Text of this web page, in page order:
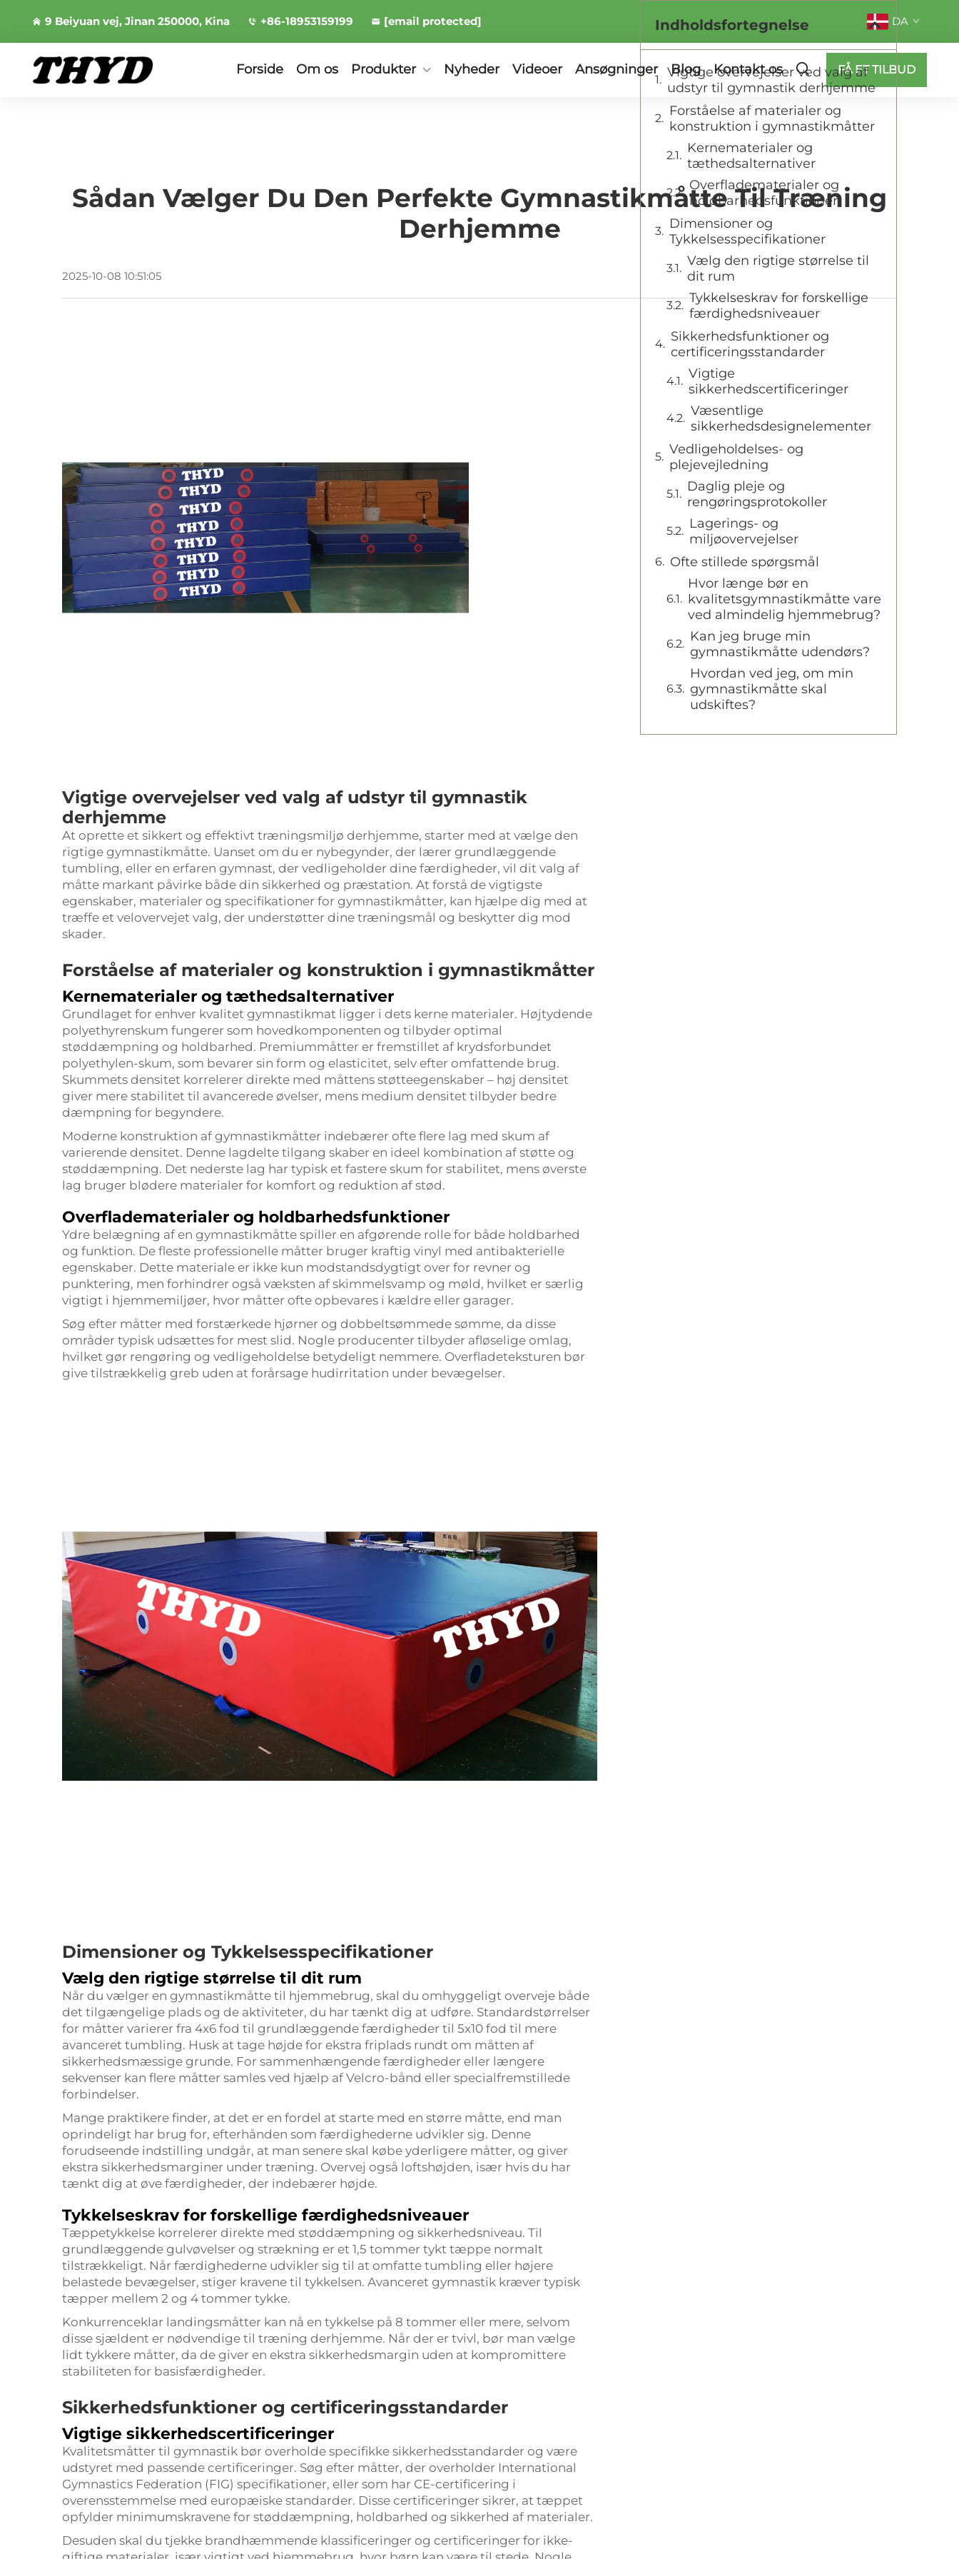
9 Beiyuan vej, Jinan 250000, Kina +86-18953159199 [email protected] DA
Forside Om os Produkter Nyheder Videoer Ansøgninger Blog Kontakt os FÅ ET TILBUD
Sådan Vælger Du Den Perfekte Gymnastikmåtte Til Træning
Derhjemme
2025-10-08 10:51:05
Vigtige overvejelser ved valg af udstyr til gymnastik
derhjemme
At oprette et sikkert og effektivt træningsmiljø derhjemme, starter med at vælge den
rigtige gymnastikmåtte. Uanset om du er nybegynder, der lærer grundlæggende
tumbling, eller en erfaren gymnast, der vedligeholder dine færdigheder, vil dit valg af
måtte markant påvirke både din sikkerhed og præstation. At forstå de vigtigste
egenskaber, materialer og specifikationer for gymnastikmåtter, kan hjælpe dig med at
træffe et velovervejet valg, der understøtter dine træningsmål og beskytter dig mod
skader.
Forståelse af materialer og konstruktion i gymnastikmåtter
Kernematerialer og tæthedsalternativer
Grundlaget for enhver kvalitet gymnastikmat ligger i dets kerne materialer. Højtydende
polyethyrenskum fungerer som hovedkomponenten og tilbyder optimal
støddæmpning og holdbarhed. Premiummåtter er fremstillet af krydsforbundet
polyethylen-skum, som bevarer sin form og elasticitet, selv efter omfattende brug.
Skummets densitet korrelerer direkte med måttens støtteegenskaber – høj densitet
giver mere stabilitet til avancerede øvelser, mens medium densitet tilbyder bedre
dæmpning for begyndere.
Moderne konstruktion af gymnastikmåtter indebærer ofte flere lag med skum af
varierende densitet. Denne lagdelte tilgang skaber en ideel kombination af støtte og
støddæmpning. Det nederste lag har typisk et fastere skum for stabilitet, mens øverste
lag bruger blødere materialer for komfort og reduktion af stød.
Overfladematerialer og holdbarhedsfunktioner
Ydre belægning af en gymnastikmåtte spiller en afgørende rolle for både holdbarhed
og funktion. De fleste professionelle måtter bruger kraftig vinyl med antibakterielle
egenskaber. Dette materiale er ikke kun modstandsdygtigt over for revner og
punktering, men forhindrer også væksten af skimmelsvamp og møld, hvilket er særlig
vigtigt i hjemmemiljøer, hvor måtter ofte opbevares i kældre eller garager.
Søg efter måtter med forstærkede hjørner og dobbeltsømmede sømme, da disse
områder typisk udsættes for mest slid. Nogle producenter tilbyder afløselige omlag,
hvilket gør rengøring og vedligeholdelse betydeligt nemmere. Overfladeteksturen bør
give tilstrækkelig greb uden at forårsage hudirritation under bevægelser.
Dimensioner og Tykkelsesspecifikationer
Vælg den rigtige størrelse til dit rum
Når du vælger en gymnastikmåtte til hjemmebrug, skal du omhyggeligt overveje både
det tilgængelige plads og de aktiviteter, du har tænkt dig at udføre. Standardstørrelser
for måtter varierer fra 4x6 fod til grundlæggende færdigheder til 5x10 fod til mere
avanceret tumbling. Husk at tage højde for ekstra friplads rundt om måtten af
sikkerhedsmæssige grunde. For sammenhængende færdigheder eller længere
sekvenser kan flere måtter samles ved hjælp af Velcro-bånd eller specialfremstillede
forbindelser.
Mange praktikere finder, at det er en fordel at starte med en større måtte, end man
oprindeligt har brug for, efterhånden som færdighederne udvikler sig. Denne
forudseende indstilling undgår, at man senere skal købe yderligere måtter, og giver
ekstra sikkerhedsmarginer under træning. Overvej også loftshøjden, især hvis du har
tænkt dig at øve færdigheder, der indebærer højde.
Tykkelseskrav for forskellige færdighedsniveauer
Tæppetykkelse korrelerer direkte med støddæmpning og sikkerhedsniveau. Til
grundlæggende gulvøvelser og strækning er et 1,5 tommer tykt tæppe normalt
tilstrækkeligt. Når færdighederne udvikler sig til at omfatte tumbling eller højere
belastede bevægelser, stiger kravene til tykkelsen. Avanceret gymnastik kræver typisk
tæpper mellem 2 og 4 tommer tykke.
Konkurrenceklar landingsmåtter kan nå en tykkelse på 8 tommer eller mere, selvom
disse sjældent er nødvendige til træning derhjemme. Når der er tvivl, bør man vælge
lidt tykkere måtter, da de giver en ekstra sikkerhedsmargin uden at kompromittere
stabiliteten for basisfærdigheder.
Sikkerhedsfunktioner og certificeringsstandarder
Vigtige sikkerhedscertificeringer
Kvalitetsmåtter til gymnastik bør overholde specifikke sikkerhedsstandarder og være
udstyret med passende certificeringer. Søg efter måtter, der overholder International
Gymnastics Federation (FIG) specifikationer, eller som har CE-certificering i
overensstemmelse med europæiske standarder. Disse certificeringer sikrer, at tæppet
opfylder minimumskravene for støddæmpning, holdbarhed og sikkerhed af materialer.
Desuden skal du tjekke brandhæmmende klassificeringer og certificeringer for ikke-
Indholdsfortegnelse
Vigtige overvejelser ved valg af
udstyr til gymnastik derhjemme
Forståelse af materialer og
konstruktion i gymnastikmåtter
Kernematerialer og
tæthedsalternativer
Overfladematerialer og
holdbarhedsfunktioner
Dimensioner og
Tykkelsesspecifikationer
Vælg den rigtige størrelse til
dit rum
Tykkelseskrav for forskellige
færdighedsniveauer
Sikkerhedsfunktioner og
certificeringsstandarder
Vigtige
sikkerhedscertificeringer
Væsentlige
sikkerhedsdesignelementer
Vedligeholdelses- og
plejevejledning
Daglig pleje og
rengøringsprotokoller
Lagerings- og
miljøovervejelser
Ofte stillede spørgsmål
Hvor længe bør en
kvalitetsgymnastikmåtte vare
ved almindelig hjemmebrug?
Kan jeg bruge min
gymnastikmåtte udendørs?
Hvordan ved jeg, om min
gymnastikmåtte skal
udskiftes?